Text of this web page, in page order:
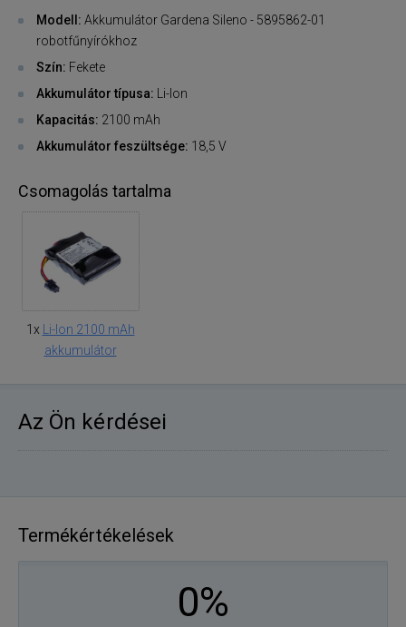
Modell: Akkumulátor Gardena Sileno - 5895862-01
robotfűnyírókhoz
Szín: Fekete
Akkumulátor típusa: Li-Ion
Kapacitás: 2100 mAh
Akkumulátor feszültsége: 18,5 V
Csomagolás tartalma
1x
Li-Ion 2100 mAh
akkumulátor
Az Ön kérdései
Termékértékelések
0%